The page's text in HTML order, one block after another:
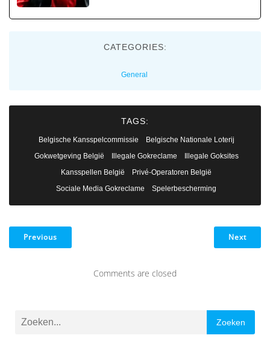
CATEGORIES:
General
TAGS:
Belgische Kansspelcommissie
Belgische Nationale Loterij
Gokwetgeving België
Illegale Gokreclame
Illegale Goksites
Kansspellen België
Privé-Operatoren België
Sociale Media Gokreclame
Spelerbescherming
Previous Next
Comments are closed
Zoeken